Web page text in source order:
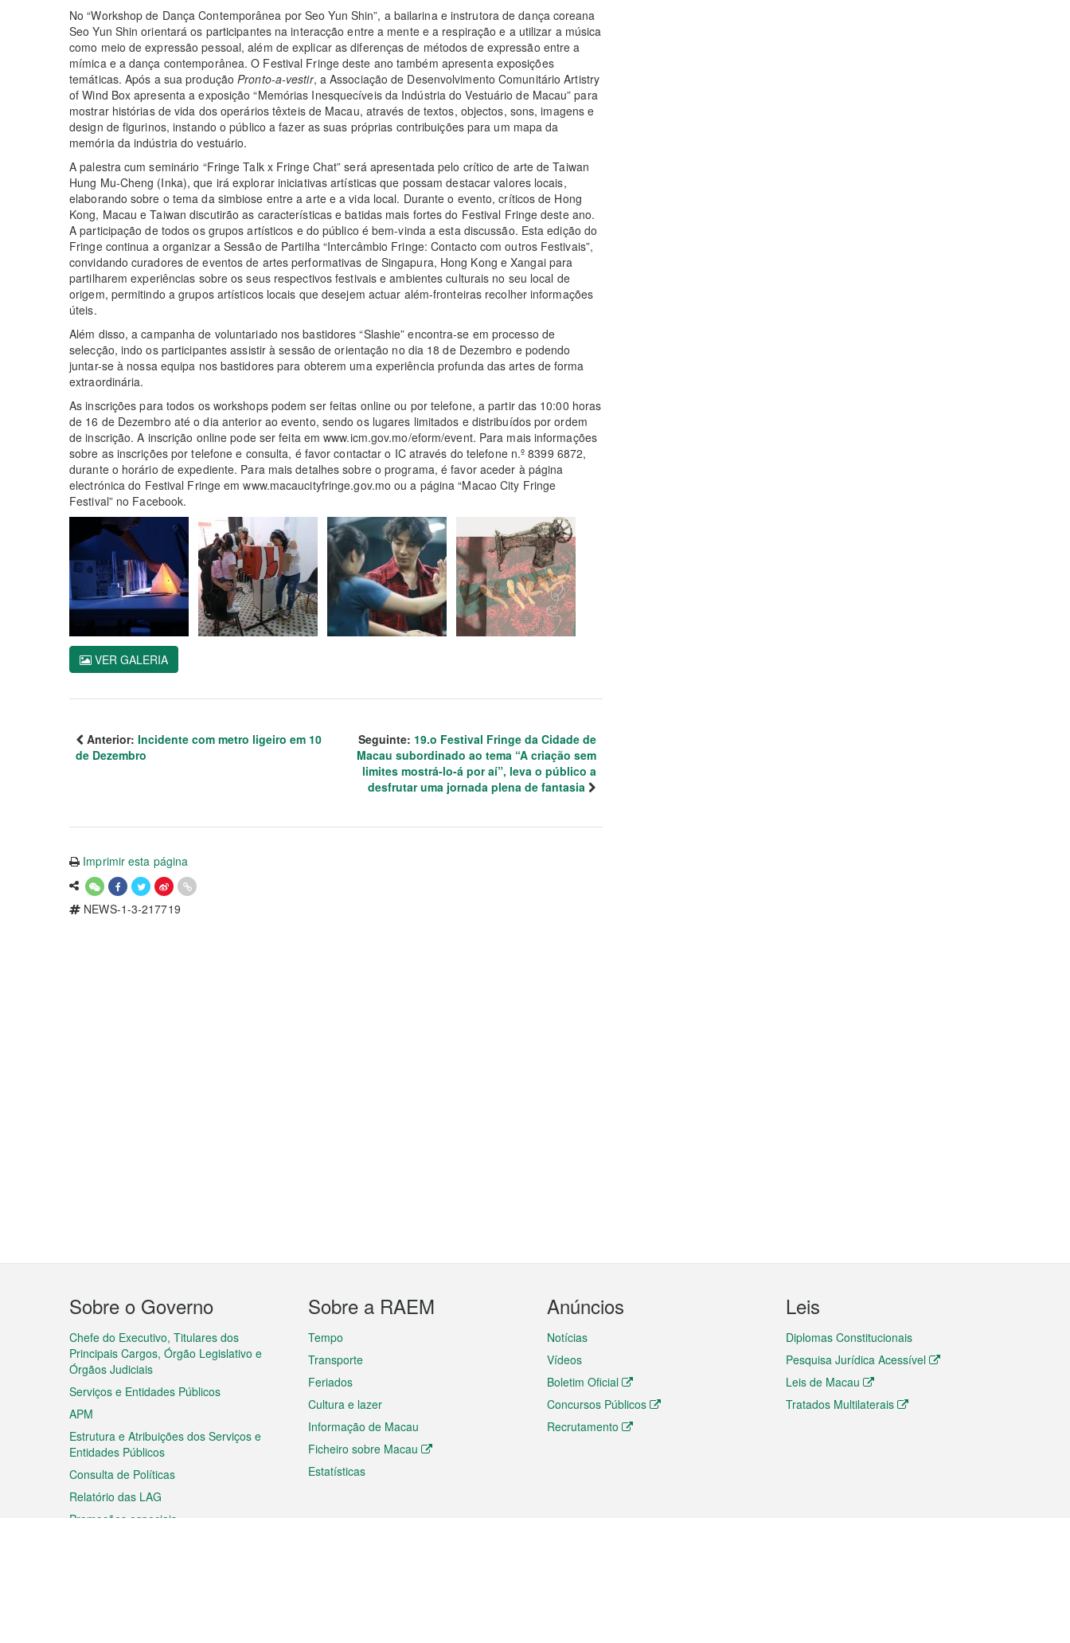
No “Workshop de Dança Contemporânea por Seo Yun Shin”, a bailarina e instrutora de dança coreana
Seo Yun Shin orientará os participantes na interacção entre a mente e a respiração e a utilizar a música
como meio de expressão pessoal, além de explicar as diferenças de métodos de expressão entre a
mímica e a dança contemporânea. O Festival Fringe deste ano também apresenta exposições
temáticas. Após a sua produçãoPronto-a-vestir, a Associação de Desenvolvimento Comunitário Artistry
of Wind Box apresenta a exposição “Memórias Inesquecíveis da Indústria do Vestuário de Macau” para
mostrar histórias de vida dos operários têxteis de Macau, através de textos, objectos, sons, imagens e
design de figurinos, instando o público a fazer as suas próprias contribuições para um mapa da
memória da indústria do vestuário.
A palestra cum seminário “Fringe Talk x Fringe Chat” será apresentada pelo crítico de arte de Taiwan
Hung Mu-Cheng (Inka), que irá explorar iniciativas artísticas que possam destacar valores locais,
elaborando sobre o tema da simbiose entre a arte e a vida local. Durante o evento, críticos de Hong
Kong, Macau e Taiwan discutirão as características e batidas mais fortes do Festival Fringe deste ano.
A participação de todos os grupos artísticos e do público é bem-vinda a esta discussão. Esta edição do
Fringe continua a organizar a Sessão de Partilha “Intercâmbio Fringe: Contacto com outros Festivais”,
convidando curadores de eventos de artes performativas de Singapura, Hong Kong e Xangai para
partilharem experiências sobre os seus respectivos festivais e ambientes culturais no seu local de
origem, permitindo a grupos artísticos locais que desejem actuar além-fronteiras recolher informações
úteis.
Além disso, a campanha de voluntariado nos bastidores “Slashie” encontra-se em processo de
selecção, indo os participantes assistir à sessão de orientação no dia 18 de Dezembro e podendo
juntar-se à nossa equipa nos bastidores para obterem uma experiência profunda das artes de forma
extraordinária.
As inscrições para todos os workshops podem ser feitas online ou por telefone, a partir das 10:00 horas
de 16 de Dezembro até o dia anterior ao evento, sendo os lugares limitados e distribuídos por ordem
de inscrição. A inscrição online pode ser feita em www.icm.gov.mo/eform/event. Para mais informações
sobre as inscrições por telefone e consulta, é favor contactar o IC através do telefone n.º 8399 6872,
durante o horário de expediente. Para mais detalhes sobre o programa, é favor aceder à página
electrónica do Festival Fringe em www.macaucityfringe.gov.mo ou a página “Macao City Fringe
Festival” no Facebook.
VER GALERIA
Anterior: Incidente com metro ligeiro em 10
de Dezembro
Seguinte: 19.o Festival Fringe da Cidade de
Macau subordinado ao tema “A criação sem
limites mostrá-lo-á por aí”, leva o público a
desfrutar uma jornada plena de fantasia
Imprimir esta página
NEWS-1-3-217719
Menu
do
rodapé
Sobre o Governo
Chefe do Executivo, Titulares dos
Principais Cargos, Órgão Legislativo e
Órgãos Judiciais
Serviços e Entidades Públicos
APM
Estrutura e Atribuições dos Serviços e
Entidades Públicos
Consulta de Políticas
Relatório das LAG
Promoções especiais
Sobre a RAEM
Tempo
Transporte
Feriados
Cultura e lazer
Informação de Macau
Ficheiro sobre Macau
Estatísticas
Anúncios
Notícias
Vídeos
Boletim Oficial
Concursos Públicos
Recrutamento
Leis
Diplomas Constitucionais
Pesquisa Jurídica Acessível
Leis de Macau
Tratados Multilaterais